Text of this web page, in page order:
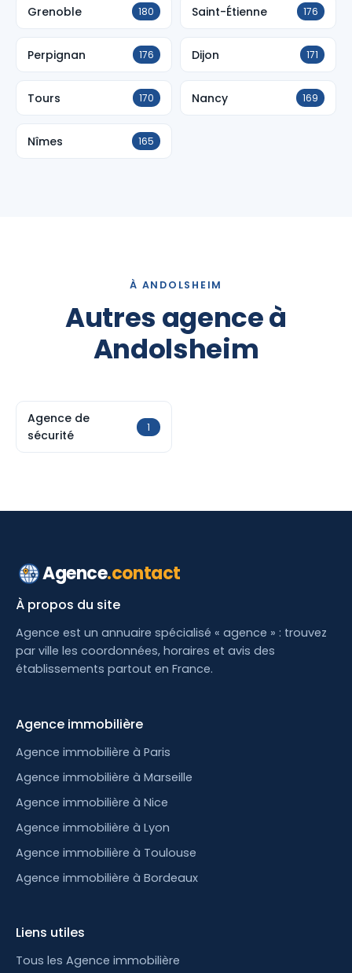
Grenoble 180 Saint-Étienne 176
Perpignan 176 Dijon 171
Tours 170 Nancy 169
Nîmes 165
À ANDOLSHEIM
Autres agence à
Andolsheim
Agence de
sécurité
1
Agence.contact
À propos du site
Agence est un annuaire spécialisé « agence » : trouvez
par ville les coordonnées, horaires et avis des
établissements partout en France.
Agence immobilière
Agence immobilière à Paris
Agence immobilière à Marseille
Agence immobilière à Nice
Agence immobilière à Lyon
Agence immobilière à Toulouse
Agence immobilière à Bordeaux
Liens utiles
Tous les Agence immobilière